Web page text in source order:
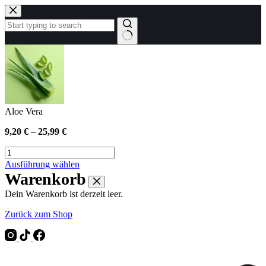
Zum
Inhalt
springen
Keine
Ergebnisse
Aloe Vera
9,20 € – 25,99 €
Aloe
Vera
Menge
Ausführung wählen
Produkt
weist
mehrere
Warenkorb
Dein Warenkorb ist derzeit leer.
Zurück zum Shop